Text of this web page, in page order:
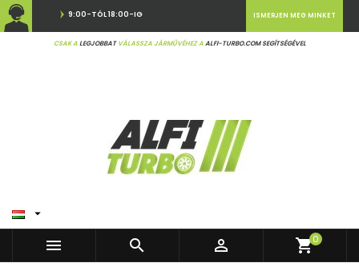
9:00-TÓL 18:00-IG
CSAK ALEGJOBBATVÁLASSZA JÁRMŰVÉHEZ AALFI-TURBO.COM SEGÍTSÉGÉVEL
ISMERJEN MEG MINKET

   shopping_cart0